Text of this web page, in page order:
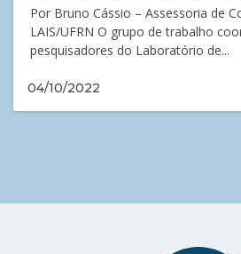
Por Bruno Cássio – Assessoria de
LAIS/UFRN O grupo de trabalho
pesquisadores do Laboratório de...
04/10/2022